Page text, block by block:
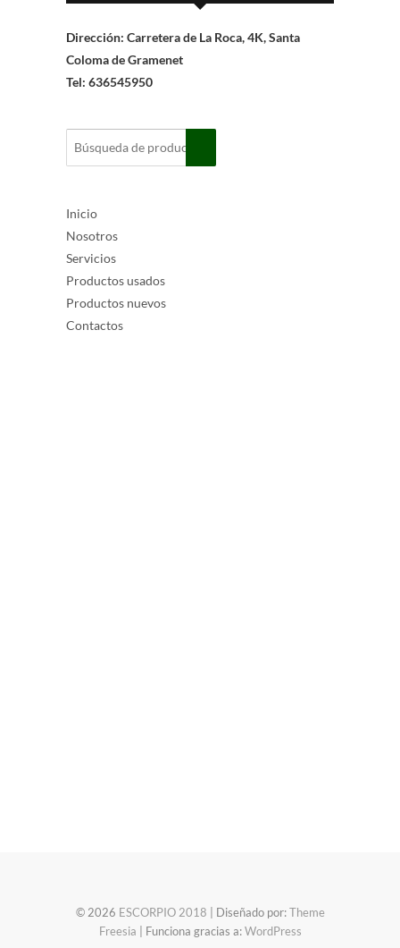
Dirección: Carretera de La Roca, 4K, Santa
Coloma de Gramenet
Tel: 636545950
Inicio
Nosotros
Servicios
Productos usados
Productos nuevos
Contactos
© 2026 ESCORPIO 2018 | Diseñado por:Theme
Freesia | Funciona gracias a:WordPress